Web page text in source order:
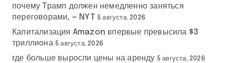
почему Трамп должен немедленно заняться
переговорами, — NYT 5 августа, 2026
Капитализация Amazon впервые превысила $3
триллиона 5 августа, 2026
где больше выросли цены на аренду 5 августа, 2026